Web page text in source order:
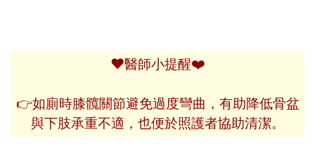
❤️醫師小提醒❤️
👉如廁時膝髖關節避免過度彎曲，有助降低骨盆
與下肢承重不適，也便於照護者協助清潔。